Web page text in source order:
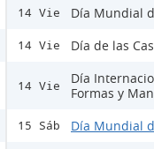
14 Vie Día Mundial
14 Vie Día de las
14 Vie
Día
Formas y
15 Sáb Día Mundial